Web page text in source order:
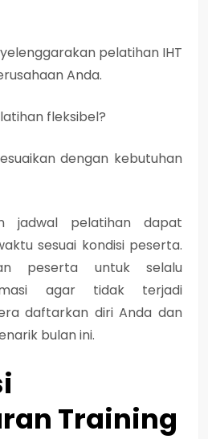
pelatihan IHT
Anda.
fleksibel?
dengan kebutuhan
jadwal pelatihan dapat
sesuai kondisi peserta.
peserta untuk selalu
agar tidak terjadi
daftarkan diri Anda dan
bulan ini.
Training